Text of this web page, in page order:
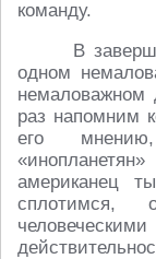
команду.
В
одном
раз напомним
его
американец
сплотимся,